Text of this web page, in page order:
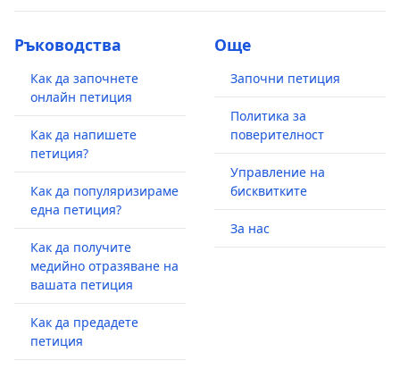
Ръководства
Как да започнете
онлайн петиция
Как да напишете
петиция?
Как да популяризираме
една петиция?
Как да получите
медийно отразяване на
вашата петиция
Как да предадете
петиция
Още
Започни петиция
Политика за
поверителност
Управление на
бисквитките
За нас